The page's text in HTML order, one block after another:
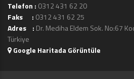
Telefon : 0312 431 62 20
Faks : 0312 431 62 25
Adres : Dr. Mediha Eldem Sok. No:67
Türkiye
Google Haritada Görüntüle